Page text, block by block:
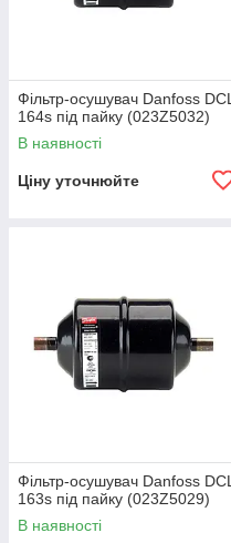
Фільтр-осушувач Danfoss DCL
164s під пайку (023Z5032)
В наявності
Ціну уточнюйте
Фільтр-осушувач Danfoss DCL
163s під пайку (023Z5029)
В наявності